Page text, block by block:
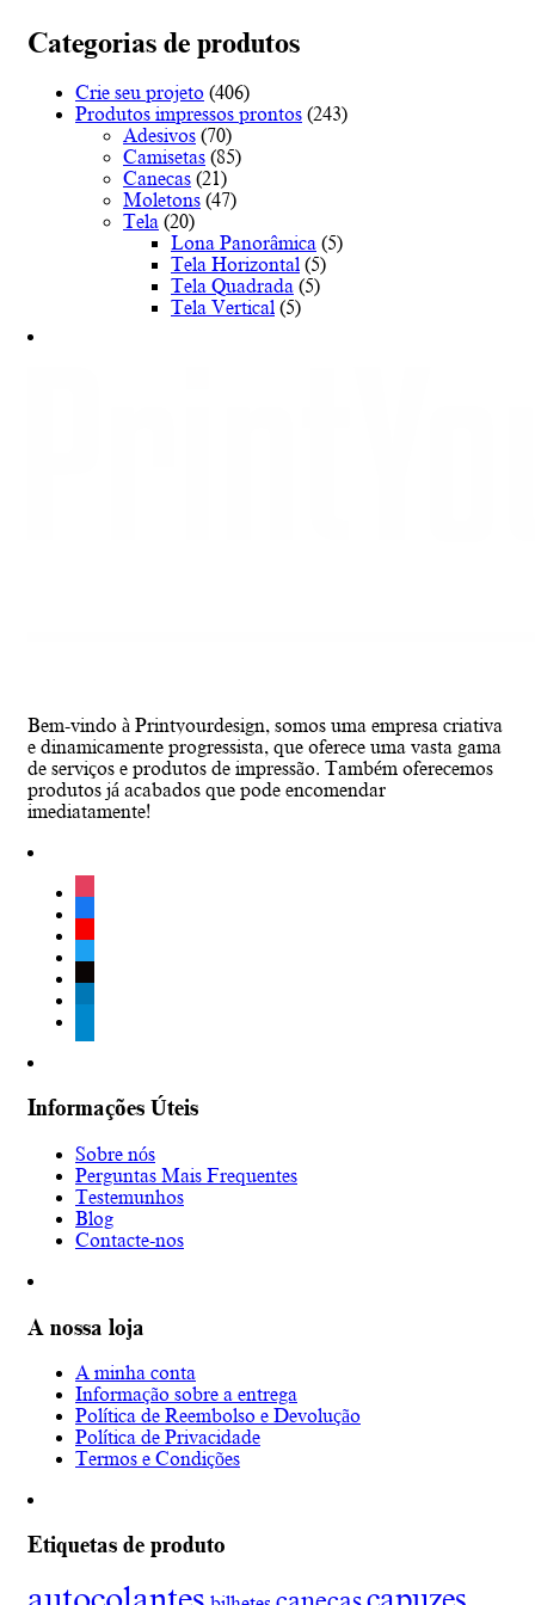
variants.
The
options
may
be
chosen
on
the
product
page
Categorias de produtos
Crie seu projeto (406)
Produtos impressos prontos (243)
Adesivos (70)
Camisetas (85)
Canecas (21)
Moletons (47)
Tela (20)
Lona Panorâmica (5)
Tela Horizontal (5)
Tela Quadrada (5)
Tela Vertical (5)
Bem-vindo à Printyourdesign, somos uma empresa criativa
e dinamicamente progressista, que oferece uma vasta gama
de serviços e produtos de impressão. Também oferecemos
produtos já acabados que pode encomendar
imediatamente!
instagram
facebook
youtube
twitter
tiktok
Informações Úteis
Sobre nós
Perguntas Mais Frequentes
Testemunhos
Blog
Contacte-nos
A nossa loja
A minha conta
Informação sobre a entrega
Política de Reembolso e Devolução
Política de Privacidade
Termos e Condições
Etiquetas de produto